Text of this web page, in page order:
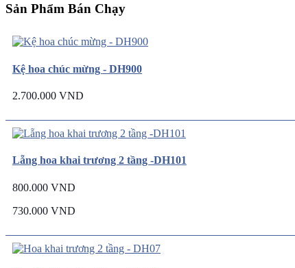
Sản Phẩm Bán Chạy
Kệ hoa chúc mừng - DH900
2.700.000 VND
Lẵng hoa khai trương 2 tầng -DH101
800.000 VND
730.000 VND